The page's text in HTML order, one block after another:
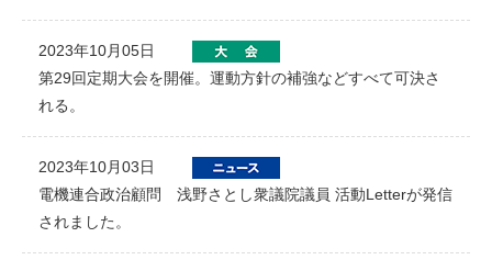
2023年10月05日
第29回定期大会を開催。運動方針の補強などすべて可決さ
れる。
2023年10月03日
電機連合政治顧問 浅野さとし衆議院議員 活動Letterが発信
されました。